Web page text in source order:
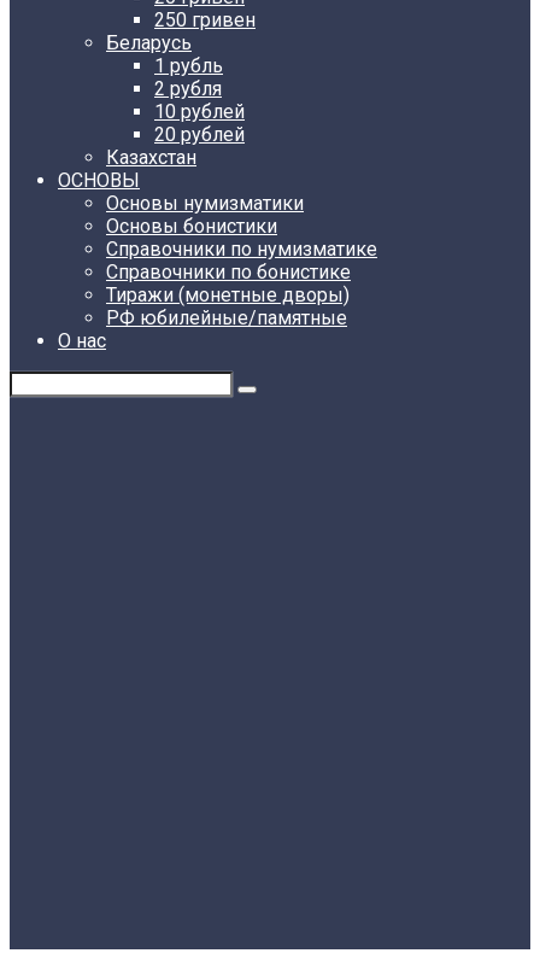
250 гривен
Беларусь
1 рубль
2 рубля
10 рублей
20 рублей
Казахстан
ОСНОВЫ
Основы нумизматики
Основы бонистики
Справочники по нумизматике
Справочники по бонистике
Тиражи (монетные дворы)
РФ юбилейные/памятные
О нас